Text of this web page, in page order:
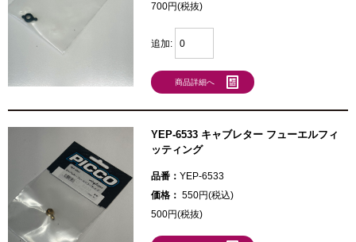
700円(税抜)
追加:
商品詳細へ
YEP-6533 キャブレター フューエルフィ
ッティング
品番： YEP-6533
価格： 550円(税込)
500円(税抜)